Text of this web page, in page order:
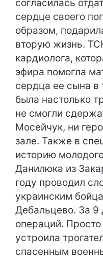
согласилась
сердце своего
образом,
вторую жизнь.
кардиолога,
эфира помогла
сердца ее сына в
была настолько
не смогли
Мосейчук, ни
зале. Также в
историю
Данилюка из
году проводил
украинским
Дебальцево. За 9
операций.
устроила
спасенным